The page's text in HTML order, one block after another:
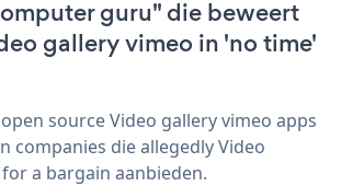
guru" die beweert
gallery vimeo in 'no time'
source Video gallery vimeo apps
companies die allegedly Video
a bargain aanbieden.